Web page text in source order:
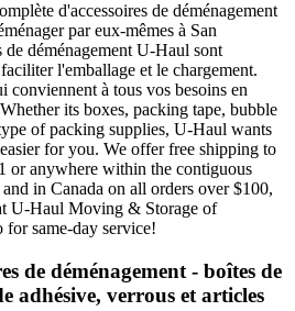
d'accessoires de déménagement
par eux-mêmes à San
déménagement U-Haul sont
l'emballage et le chargement.
conviennent à tous vos besoins en
its boxes, packing tape, bubble
of packing supplies, U-Haul wants
for you. We offer free shipping to
or anywhere within the contiguous
in Canada on all orders over $100,
U-Haul Moving & Storage of
same-day service!
de déménagement - boîtes de
adhésive, verrous et articles